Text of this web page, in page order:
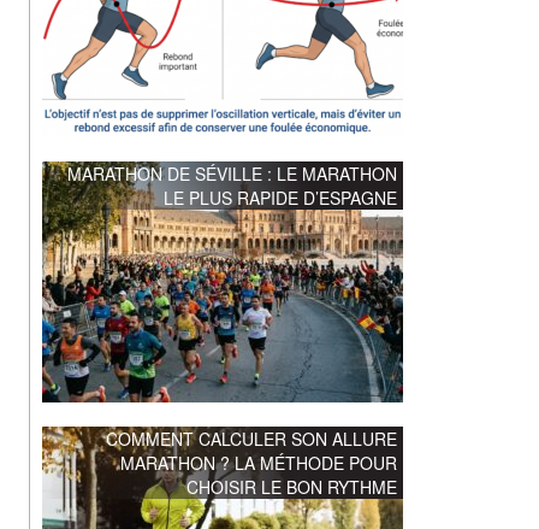
MARATHON DE SÉVILLE : LE MARATHON
LE PLUS RAPIDE D’ESPAGNE
COMMENT CALCULER SON ALLURE
MARATHON ? LA MÉTHODE POUR
CHOISIR LE BON RYTHME